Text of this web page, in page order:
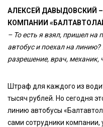
АЛЕКСЕЙ ДАВЫДОВСКИЙ
КОМПАНИИ
– То есть я взял, пришел на
автобус и поехал на линию?
разрешение, врач,
Штраф для каждого из
тысяч рублей. Но сегодня
линию автобусы
сами сотрудники